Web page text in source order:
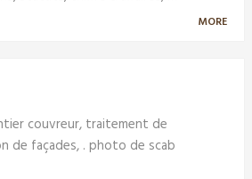
MORE
couvreur, traitement de
de façades, . photo de scab